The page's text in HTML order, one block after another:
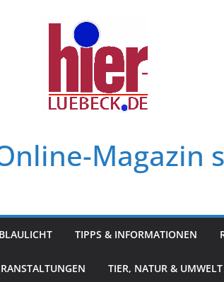
Magazin
BLAULICHT TIPPS & INFORMATIONEN
TIER, NATUR & UMWELT